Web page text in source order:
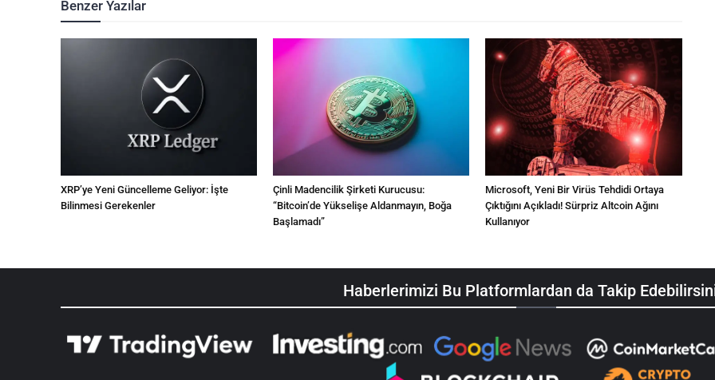
Benzer Yazılar
XRP’ye Yeni Güncelleme Geliyor: İşte
Bilinmesi Gerekenler
Çinli Madencilik Şirketi Kurucusu:
“Bitcoin’de Yükselişe Aldanmayın, Boğa
Başlamadı”
Microsoft, Yeni Bir Virüs Tehdidi Ortaya
Çıktığını Açıkladı! Sürpriz Altcoin Ağını
Kullanıyor
Haberlerimizi Bu Platformlardan da Takip